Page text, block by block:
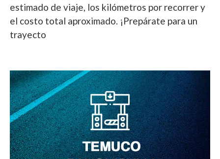
estimado de viaje, los kilómetros por recorrer y
el costo total aproximado. ¡Prepárate para un
trayecto